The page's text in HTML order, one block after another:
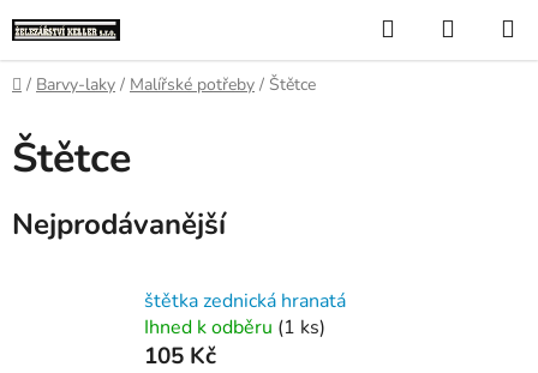
na
obsah
Hledat
KOŠÍK
Domů
/ Barvy-laky / Malířské potřeby / Štětce
Štětce
Nejprodávanější
štětka zednická hranatá
Ihned k odběru (1 ks)
105 Kč